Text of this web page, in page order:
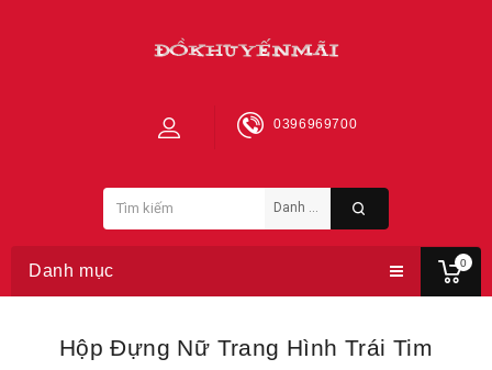
0
0396969700
Danh mục
Hộp Đựng Nữ Trang Hình Trái Tim